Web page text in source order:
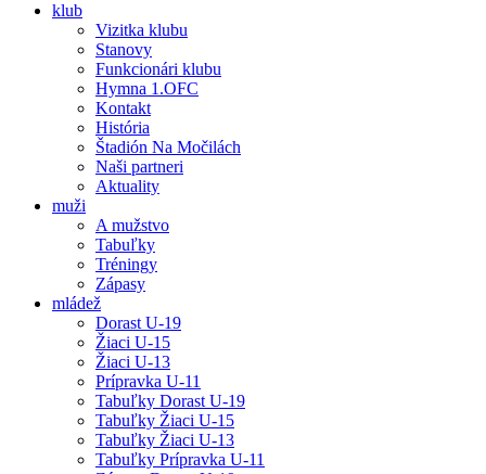
klub
Vizitka klubu
Stanovy
Funkcionári klubu
Hymna 1.OFC
Kontakt
História
Štadión Na Močilách
Naši partneri
Aktuality
muži
A mužstvo
Tabuľky
Tréningy
Zápasy
mládež
Dorast U-19
Žiaci U-15
Žiaci U-13
Prípravka U-11
Tabuľky Dorast U-19
Tabuľky Žiaci U-15
Tabuľky Žiaci U-13
Tabuľky Prípravka U-11